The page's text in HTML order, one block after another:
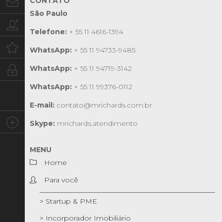
Contato
Oportunidades
Intranet
Social
São Paulo
Telefone: + 55 11 4616-1394
WhatsApp: + 55 11 94733-9485
WhatsApp: + 55 11 94719-3142
WhatsApp: + 55 11 99376-0112
E-mail: contato@mrichards.com.br
Skype: mrichards.atendimento
MENU
Home
Para você
> Startup & PME
> Incorporador Imobiliário